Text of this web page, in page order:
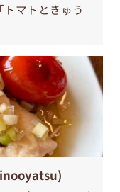
マトときゅう